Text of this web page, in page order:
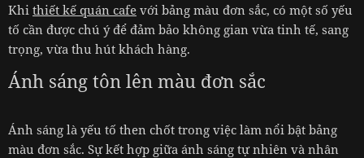
Khi thiết kế quán cafe với bảng màu đơn sắc, có một số yếu
tố cần được chú ý để đảm bảo không gian vừa tinh tế, sang
trọng, vừa thu hút khách hàng.
Ánh sáng tôn lên màu đơn sắc
Ánh sáng là yếu tố then chốt trong việc làm nổi bật bảng
màu đơn sắc. Sự kết hợp giữa ánh sáng tự nhiên và nhân